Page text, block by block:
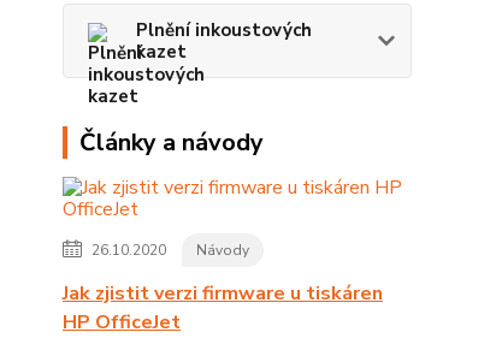
Plnění inkoustových
kazet
Články a návody
26.10.2020 Návody
Jak zjistit verzi firmware u tiskáren
HP OfficeJet